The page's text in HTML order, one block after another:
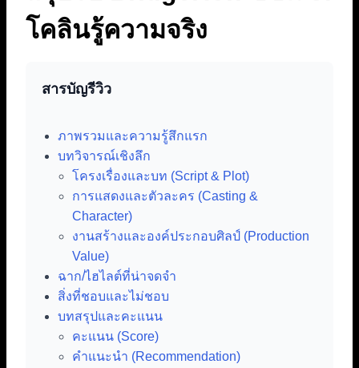
โคลินรู้ความจริง
สารบัญรีวิว
ภาพรวมและความรู้สึกแรก
บทวิจารณ์เชิงลึก
โครงเรื่องและบท (Script & Plot)
การแสดงและตัวละคร (Casting &
Character)
งานสร้างและองค์ประกอบศิลป์ (Production
Value)
ฉาก/ไฮไลต์ที่น่าจดจำ
สิ่งที่ชอบและไม่ชอบ
บทสรุปและคะแนน
คะแนน (Score)
คำแนะนำ (Recommendation)